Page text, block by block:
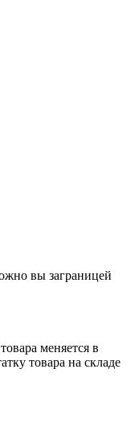
вы заграницей
меняется в
товара на складе